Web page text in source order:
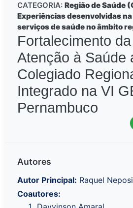
CATEGORIA: Região de Saúde
Experiências desenvolvidas
serviços de saúde no âmbito
Fortalecimento
Atenção à Saúde
Colegiado
Integrado na VI
Pernambuco
Autores
Autor Principal: Raquel
Coautores: